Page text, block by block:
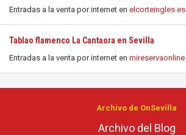
Entradas a la venta por internet en elcorteingles.es
Tablao flamenco La Cantaora en Sevilla
Entradas a la venta por internet en
Archivo de OnSevilla
Archivo del Blog